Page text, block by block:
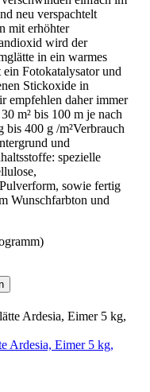
neu verspachtelt
mit erhöhter
wird der
in ein warmes
Fotokatalysator und
Stickoxide in
empfehlen daher immer
m² bis 100 m je nach
400 g /m²Verbrauch
und
spezielle
sowie fertig
Wunschfarbton und
Ardesia, Eimer 5 kg,